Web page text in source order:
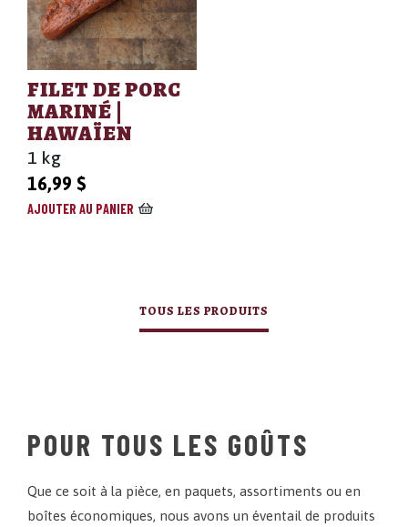
FILET DE PORC
MARINÉ |
HAWAÏEN
1 kg
16,99 $
AJOUTER AU PANIER
TOUS LES PRODUITS
POUR TOUS LES GOÛTS
Que ce soit à la pièce, en paquets, assortiments ou en
boîtes économiques, nous avons un éventail de produits